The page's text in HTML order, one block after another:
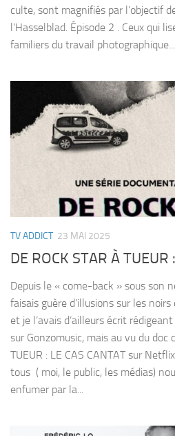
culte, sont magnifiés par l’objectif
l’Hasselblad. Épisode 2 . Ceux qui
familiers du travail photographique...
TV ADDICT 23 MAI 2025
DE ROCK STAR À TUEUR
Depuis le « come-back » sous son
faisais guère d’illusions sur les
et je l’avais d’ailleurs écrit
sur Gonzomusic, mais au vu du doc
TUEUR : LE CAS CANTAT sur
tous ( moi, le public, les médias)
enfumer par la...